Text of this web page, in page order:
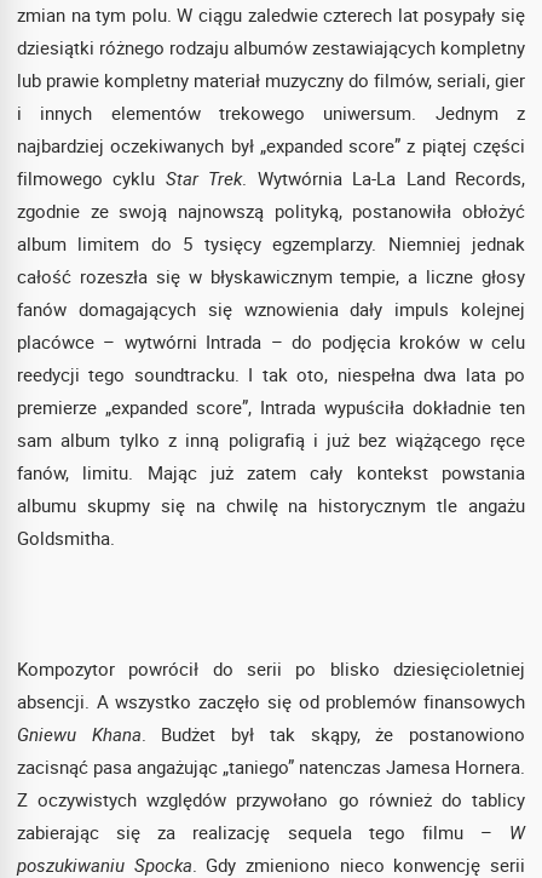
zmian na tym polu. W ciągu zaledwie czterech lat posypały się
dziesiątki różnego rodzaju albumów zestawiających kompletny
lub prawie kompletny materiał muzyczny do filmów, seriali, gier
i innych elementów trekowego uniwersum. Jednym z
najbardziej oczekiwanych był „expanded score” z piątej części
filmowego cyklu Star Trek. Wytwórnia La-La Land Records,
zgodnie ze swoją najnowszą polityką, postanowiła obłożyć
album limitem do 5 tysięcy egzemplarzy. Niemniej jednak
całość rozeszła się w błyskawicznym tempie, a liczne głosy
fanów domagających się wznowienia dały impuls kolejnej
placówce – wytwórni Intrada – do podjęcia kroków w celu
reedycji tego soundtracku. I tak oto, niespełna dwa lata po
premierze „expanded score”, Intrada wypuściła dokładnie ten
sam album tylko z inną poligrafią i już bez wiążącego ręce
fanów, limitu. Mając już zatem cały kontekst powstania
albumu skupmy się na chwilę na historycznym tle angażu
Goldsmitha.
Kompozytor powrócił do serii po blisko dziesięcioletniej
absencji. A wszystko zaczęło się od problemów finansowych
Gniewu Khana . Budżet był tak skąpy, że postanowiono
zacisnąć pasa angażując „taniego” natenczas Jamesa Hornera.
Z oczywistych względów przywołano go również do tablicy
zabierając się za realizację sequela tego filmu – W
poszukiwaniu Spocka . Gdy zmieniono nieco konwencję serii